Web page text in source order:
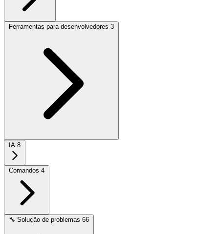
Ferramentas para desenvolvedores 3
IA 8
Comandos 4
🔧 Solução de problemas 66